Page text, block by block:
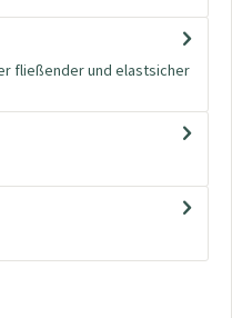
fließender und elastsicher